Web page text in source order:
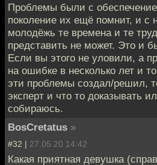
Проблемы были с
поколение их ещё помнит, и
молодёжь те времена и те
представить не может. Это и
Если вы этого не уловили, а
на ошибке в несколько лет и
эти проблемы создал/решил,
эксперт и что то доказывать
собираюсь.
BosCretatus »
#32 | 27.05.20 14:42
Какая приятная девушка